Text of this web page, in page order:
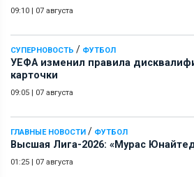
09:10 | 07 августа
СУПЕРНОВОСТЬ / ФУТБОЛ
УЕФА изменил правила
карточки
09:05 | 07 августа
ГЛАВНЫЕ НОВОСТИ / ФУТБОЛ
Высшая Лига-2026: «Мурас
01:25 | 07 августа